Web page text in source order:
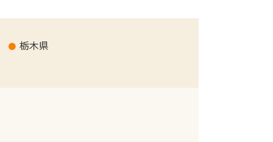
栃木県